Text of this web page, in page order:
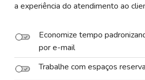
a experiência do atendimento ao
Economize tempo
por e-mail
Trabalhe com espaços